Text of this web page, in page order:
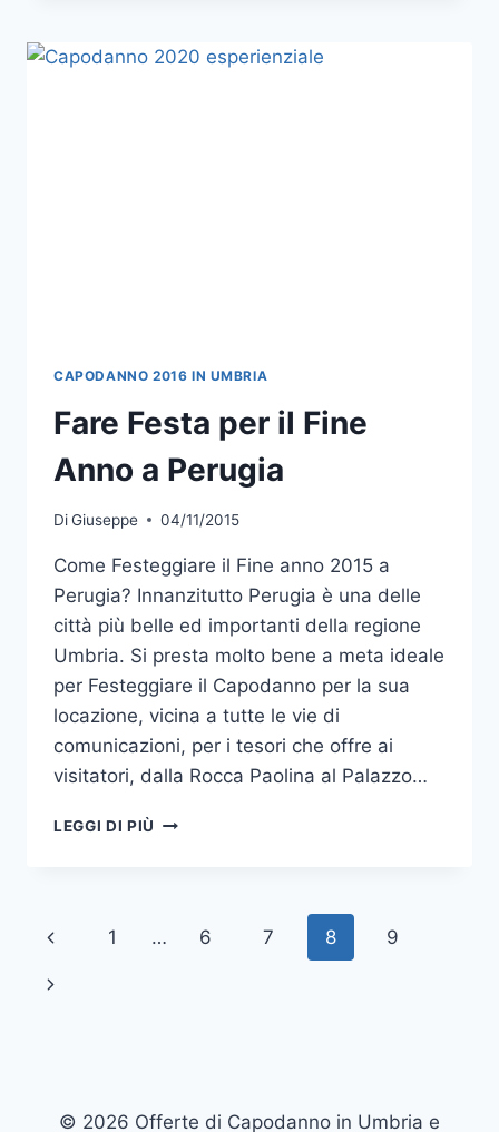
SCOPERTA
CAPODANNO 2016 IN UMBRIA
Fare Festa per il Fine
Anno a Perugia
DiGiuseppe 04/11/2015
Come Festeggiare il Fine anno 2015 a
Perugia? Innanzitutto Perugia è una delle
città più belle ed importanti della regione
Umbria. Si presta molto bene a meta ideale
per Festeggiare il Capodanno per la sua
locazione, vicina a tutte le vie di
comunicazioni, per i tesori che offre ai
visitatori, dalla Rocca Paolina al Palazzo…
LEGGI DI PIÙ FARE
ANNO
Navigazione
pagina
Pagina
Precedente
1 … 6 7 8 9
Pagina
© 2026 Offerte di Capodanno in Umbria e